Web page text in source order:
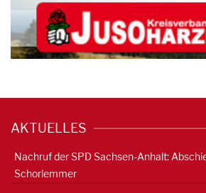
AKTUELLES
Nachruf der SPD Sachsen-Anhalt:
Schorlemmer